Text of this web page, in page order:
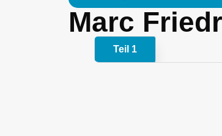
Marc
Teil 1